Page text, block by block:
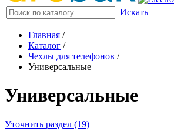
Искать
Главная /
Каталог /
Чехлы для телефонов /
Универсальные
Универсальные
Уточнить раздел (19)